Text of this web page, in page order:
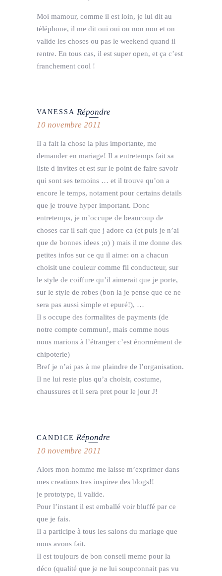
Moi mamour, comme il est loin, je lui dit au
téléphone, il me dit oui oui ou non non et on
valide les choses ou pas le weekend quand il
rentre. En tous cas, il est super open, et ça c’est
franchement cool !
VANESSA Répondre
10 novembre 2011
Il a fait la chose la plus importante, me
demander en mariage! Il a entretemps fait sa
liste d invites et est sur le point de faire savoir
qui sont ses temoins … et il trouve qu’on a
encore le temps, notament pour certains details
que je trouve hyper important. Donc
entretemps, je m’occupe de beaucoup de
choses car il sait que j adore ca (et puis je n’ai
que de bonnes idees ;o) ) mais il me donne des
petites infos sur ce qu il aime: on a chacun
choisit une couleur comme fil conducteur, sur
le style de coiffure qu’il aimerait que je porte,
sur le style de robes (bon la je pense que ce ne
sera pas aussi simple et epuré!), …
Il s occupe des formalites de payments (de
notre compte commun!, mais comme nous
nous marions à l’étranger c’est énormément de
chipoterie)
Bref je n’ai pas à me plaindre de l’organisation.
Il ne lui reste plus qu’a choisir, costume,
chaussures et il sera pret pour le jour J!
CANDICE Répondre
10 novembre 2011
Alors mon homme me laisse m’exprimer dans
mes creations tres inspiree des blogs!!
je prototype, il valide.
Pour l’instant il est emballé voir bluffé par ce
que je fais.
Il a participe à tous les salons du mariage que
nous avons fait.
Il est toujours de bon conseil meme pour la
déco (qualité que je ne lui soupconnait pas vu